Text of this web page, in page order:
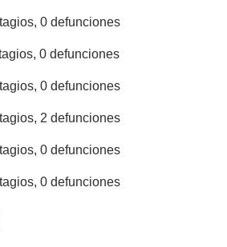
0 defunciones
0 defunciones
0 defunciones
2 defunciones
0 defunciones
0 defunciones